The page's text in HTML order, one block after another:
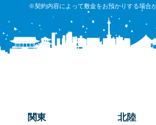
※契約内容によって敷金をお預かりする場合
関東 北陸